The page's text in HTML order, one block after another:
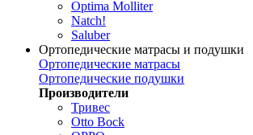
Optima Molliter
Natch!
Saluber
Ортопедические матрасы и подушки
Ортопедические матрасы
Ортопедические подушки
Производители
Тривес
Otto Bock